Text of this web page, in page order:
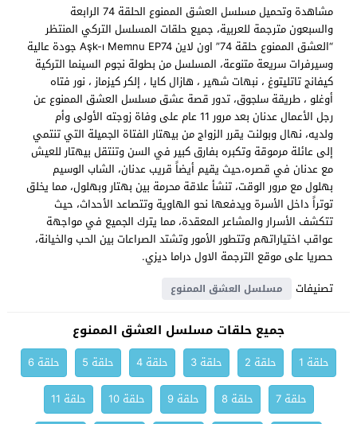
مشاهدة وتحميل مسلسل العشق الممنوع الحلقة 74 الرابعة
والسبعون مترجمة للعربية، جميع حلقات المسلسل التركي المنتظر
“العشق الممنوع حلقة 74” اون لاين Aşk-ı Memnu EP74 جودة عالية
وسيرفرات سريعة متنوعة، المسلسل من بطولة نجوم السينما التركية
كيفانج تاتليتوغ ، نبهات شهير ، هازال كايا ، إلكر كيزماز ، نور فتاه
أوغلو ، طريقة سلجوق، تدور قصة عشق مسلسل العشق الممنوع عن
رجل الأعمال عدنان بعد مرور 11 عام على وفاة زوجته الأولى وأم
ولديه، نهال وبولنت يقرر الزواج من بيهتار الفتاة الجميلة التي تنتمي
إلى عائلة مرموقة وتكبره بفارق كبير في السن وتنتقل بيهتار للعيش
مع عدنان في قصره،حيث يقيم أيضاً قريب عدنان، الشاب الوسيم
بهلول مع مرور الوقت، تنشأ علاقة محرمة بين بهتار وبهلول، مما يخلق
توتراً داخل الأسرة ويدفعها نحو الهاوية وتتصاعد الأحداث، حيث
تتكشف الأسرار والمشاعر المعقدة، مما يترك الجميع في مواجهة
عواقب اختياراتهم وتتطور الأمور وتشتد الصراعات بين الحب والخيانة،
حصريا على موقع الترجمة الاول دراما ديزي.
تصنيفات
مسلسل العشق الممنوع
جميع حلقات مسلسل العشق الممنوع
حلقة 1 حلقة 2 حلقة 3 حلقة 4 حلقة 5
حلقة 6
حلقة 7
حلقة 8 حلقة 9 حلقة 10
حلقة 11